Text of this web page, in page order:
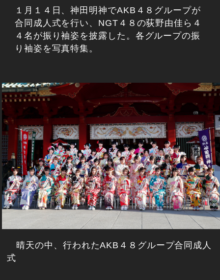
１月１４日、神田明神でAKB４８グループが
合同成人式を行い、NGT４８の荻野由佳ら４
４名が振り袖姿を披露した。各グループの振
り袖姿を写真特集。
晴天の中、行われたAKB４８グループ合同成人
式